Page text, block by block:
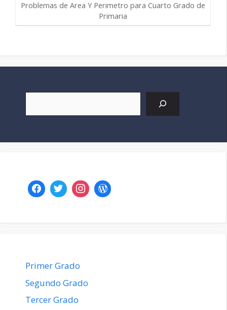
Problemas de Area Y Perimetro para Cuarto Grado de
Primaria
Primer Grado
Segundo Grado
Tercer Grado